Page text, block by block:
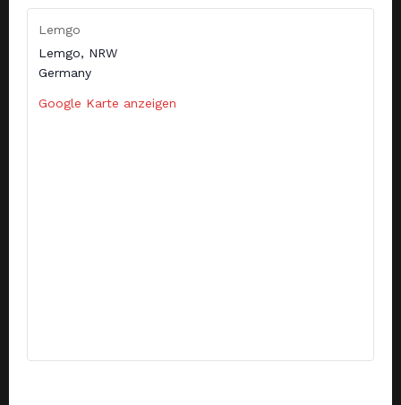
Lemgo
Lemgo, NRW
Germany
Google Karte anzeigen